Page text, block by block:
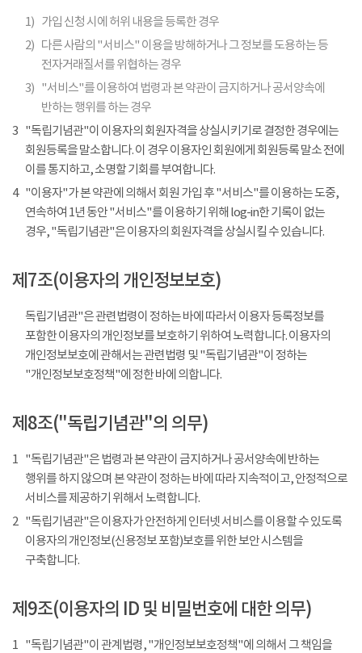
1) 가입 신청 시에 허위 내용을 등록한 경우
2) 다른 사람의 "서비스" 이용을 방해하거나 그 정보를 도용하는 등
전자거래질서를 위협하는 경우
3) "서비스"를 이용하여 법령과 본 약관이 금지하거나 공서양속에
반하는 행위를 하는 경우
3 "독립기념관"이 이용자의 회원자격을 상실시키기로 결정한 경우에는
회원등록을 말소합니다. 이 경우 이용자인 회원에게 회원등록 말소 전에
이를 통지하고, 소명할 기회를 부여합니다.
4
"이용자"가 본 약관에 의해서 회원 가입 후 "서비스"를 이용하는 도중,
연속하여 1년 동안 "서비스"를 이용하기 위해 log-in한 기록이 없는
경우, "독립기념관"은 이용자의 회원자격을 상실시킬 수 있습니다.
제7조(이용자의 개인정보보호)
독립기념관"은 관련법령이 정하는 바에 따라서 이용자 등록정보를
포함한 이용자의 개인정보를 보호하기 위하여 노력합니다. 이용자의
개인정보보호에 관해서는 관련법령 및 "독립기념관"이 정하는
"개인정보보호정책"에 정한 바에 의합니다.
제8조("독립기념관"의 의무)
1 "독립기념관"은 법령과 본 약관이 금지하거나 공서양속에 반하는
행위를 하지 않으며 본 약관이 정하는 바에 따라 지속적이고, 안정적으로
서비스를 제공하기 위해서 노력합니다.
2 "독립기념관"은 이용자가 안전하게 인터넷 서비스를 이용할 수 있도록
이용자의 개인정보(신용정보 포함)보호를 위한 보안 시스템을
구축합니다.
제9조(이용자의 ID 및 비밀번호에 대한 의무)
1 "독립기념관"이 관계법령, "개인정보보호정책"에 의해서 그 책임을